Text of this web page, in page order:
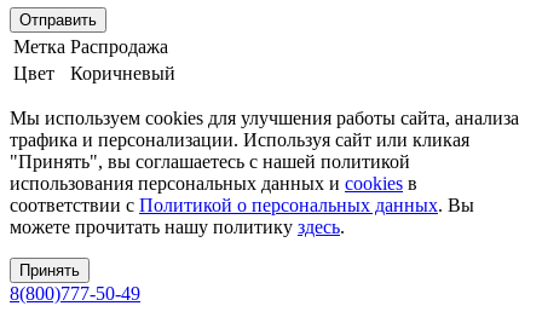
Отправить
Метка Распродажа
Цвет
Коричневый
Мы используем cookies для улучшения работы сайта, анализа
трафика и персонализации. Используя сайт или кликая
"Принять", вы соглашаетесь с нашей политикой
использования персональных данных и cookies в
соответствии с Политикой о персональных данных. Вы
можете прочитать нашу политику здесь.
Принять
8(800)777-50-49